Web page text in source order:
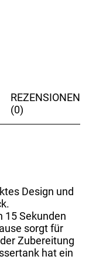
REZENSIONEN
(0)
Design und
15 Sekunden
sorgt für
Zubereitung
hat ein